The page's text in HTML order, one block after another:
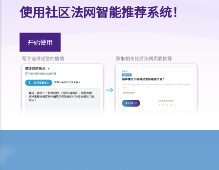
负上诽谤的法律责任吗？如果发布一些针对政府的诽谤性字句，又有何
后果？
损失及赔偿
1. 我的竞争对手一直散播谣言，指我公司供应的货物有瑕疵。这些谣言
大大影响我的生意。我可以做甚么去阻止他？
2. 当法庭评估诽谤的赔偿金额时，双方的行为和意图是否重要考虑因
举例说明
抗辩理由
使用社区法网智能推荐系统！
开始使用